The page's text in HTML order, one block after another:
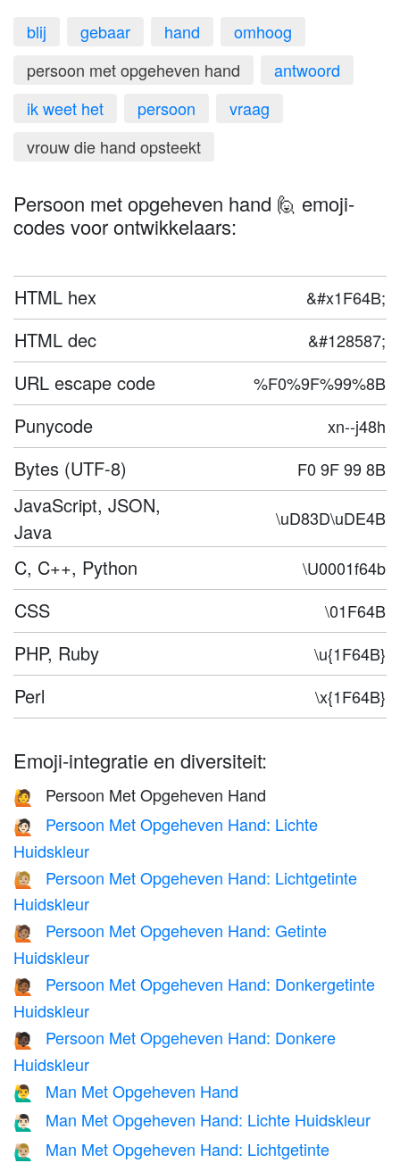
blij gebaar hand
omhoog
persoon met opgeheven hand
antwoord
ik weet het
persoon
vraag
vrouw die hand opsteekt
Persoon met opgeheven hand 🙋 emoji-
codes voor ontwikkelaars:
HTML hex &#x1F64B;
HTML dec &#128587;
URL escape code %F0%9F%99%8B
Punycode xn--j48h
Bytes (UTF-8) F0 9F 99 8B
JavaScript, JSON,
Java
\uD83D\uDE4B
C, C++, Python \U0001f64b
CSS \01F64B
PHP, Ruby \u{1F64B}
Perl \x{1F64B}
Emoji-integratie en diversiteit:
🙋 Persoon Met Opgeheven Hand
🙋🏻
Persoon Met Opgeheven Hand: Lichte
Huidskleur
🙋🏼
Persoon Met Opgeheven Hand: Lichtgetinte
Huidskleur
🙋🏽
Persoon Met Opgeheven Hand: Getinte
Huidskleur
🙋🏾
Persoon Met Opgeheven Hand: Donkergetinte
Huidskleur
🙋🏿
Persoon Met Opgeheven Hand: Donkere
Huidskleur
🙋‍♂️ Man Met Opgeheven Hand
🙋🏻‍♂️ Man Met Opgeheven Hand: Lichte Huidskleur
🙋🏼‍♂️
Man Met Opgeheven Hand: Lichtgetinte